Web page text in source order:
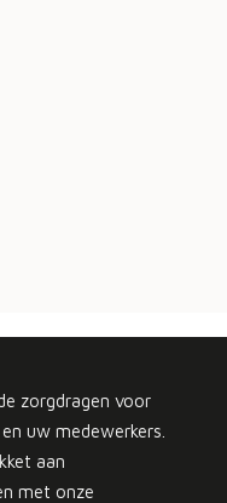
zorgdragen voor
uw medewerkers.
aan
met onze